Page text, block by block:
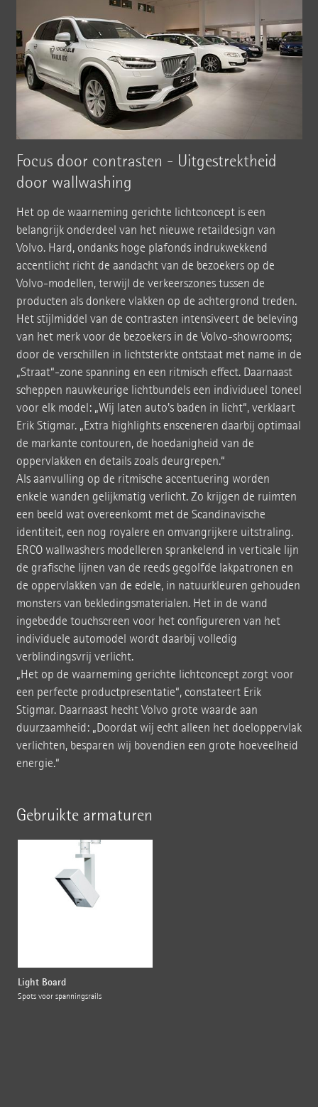
Focus door contrasten - Uitgestrektheid
door wallwashing
Het op de waarneming gerichte lichtconcept is een
belangrijk onderdeel van het nieuwe retaildesign van
Volvo. Hard, ondanks hoge plafonds indrukwekkend
accentlicht richt de aandacht van de bezoekers op de
Volvo-modellen, terwijl de verkeerszones tussen de
producten als donkere vlakken op de achtergrond treden.
Het stijlmiddel van de contrasten intensiveert de beleving
van het merk voor de bezoekers in de Volvo-showrooms;
door de verschillen in lichtsterkte ontstaat met name in de
„Straat“-zone spanning en een ritmisch effect. Daarnaast
scheppen nauwkeurige lichtbundels een individueel toneel
voor elk model: „Wij laten auto's baden in licht“, verklaart
Erik Stigmar. „Extra highlights ensceneren daarbij optimaal
de markante contouren, de hoedanigheid van de
oppervlakken en details zoals deurgrepen.“
Als aanvulling op de ritmische accentuering worden
enkele wanden gelijkmatig verlicht. Zo krijgen de ruimten
een beeld wat overeenkomt met de Scandinavische
identiteit, een nog royalere en omvangrijkere uitstraling.
ERCO wallwashers modelleren sprankelend in verticale lijn
de grafische lijnen van de reeds gegolfde lakpatronen en
de oppervlakken van de edele, in natuurkleuren gehouden
monsters van bekledingsmaterialen. Het in de wand
ingebedde touchscreen voor het configureren van het
individuele automodel wordt daarbij volledig
verblindingsvrij verlicht.
„Het op de waarneming gerichte lichtconcept zorgt voor
een perfecte productpresentatie“, constateert Erik
Stigmar. Daarnaast hecht Volvo grote waarde aan
duurzaamheid: „Doordat wij echt alleen het doeloppervlak
verlichten, besparen wij bovendien een grote hoeveelheid
energie.“
Gebruikte armaturen
Light Board
Spots voor spanningsrails